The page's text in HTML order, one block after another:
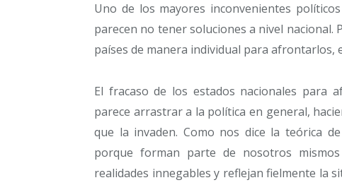
Uno de los mayores inconvenientes
parecen no tener soluciones a nivel nacional.
países de manera individual para afrontarlos,
El fracaso de los estados nacionales para
parece arrastrar a la política en general,
que la invaden. Como nos dice la teórica
porque forman parte de nosotros
realidades innegables y reflejan fielmente la